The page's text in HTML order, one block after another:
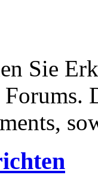
Sie